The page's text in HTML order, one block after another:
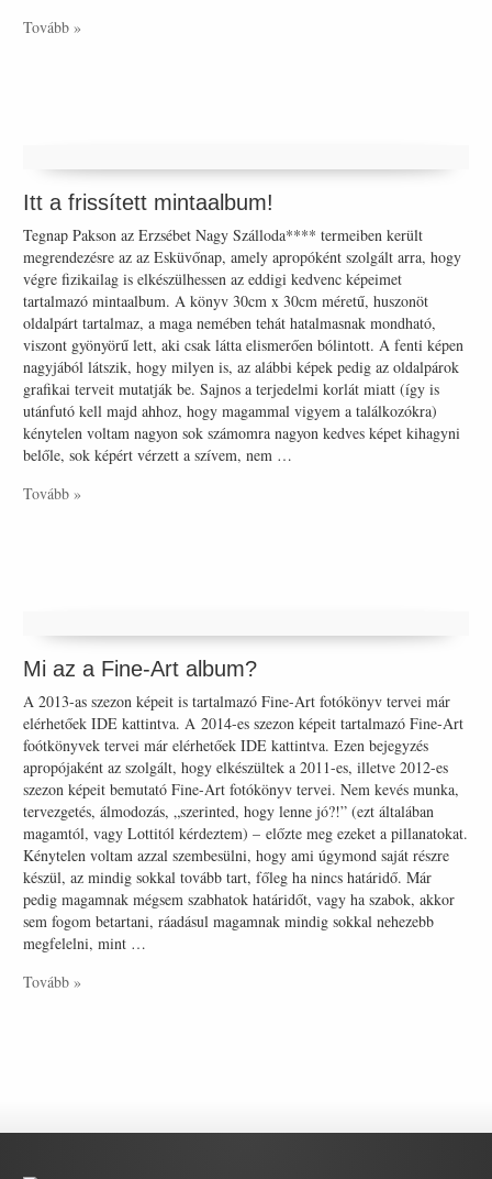
Tovább »
Itt a frissített mintaalbum!
Tegnap Pakson az Erzsébet Nagy Szálloda**** termeiben került
megrendezésre az az Esküvőnap, amely apropóként szolgált arra, hogy
végre fizikailag is elkészülhessen az eddigi kedvenc képeimet
tartalmazó mintaalbum. A könyv 30cm x 30cm méretű, huszonöt
oldalpárt tartalmaz, a maga nemében tehát hatalmasnak mondható,
viszont gyönyörű lett, aki csak látta elismerően bólintott. A fenti képen
nagyjából látszik, hogy milyen is, az alábbi képek pedig az oldalpárok
grafikai terveit mutatják be. Sajnos a terjedelmi korlát miatt (így is
utánfutó kell majd ahhoz, hogy magammal vigyem a találkozókra)
kénytelen voltam nagyon sok számomra nagyon kedves képet kihagyni
belőle, sok képért vérzett a szívem, nem …
Tovább »
Mi az a Fine-Art album?
A 2013-as szezon képeit is tartalmazó Fine-Art fotókönyv tervei már
elérhetőek IDE kattintva. A 2014-es szezon képeit tartalmazó Fine-Art
foótkönyvek tervei már elérhetőek IDE kattintva. Ezen bejegyzés
apropójaként az szolgált, hogy elkészültek a 2011-es, illetve 2012-es
szezon képeit bemutató Fine-Art fotókönyv tervei. Nem kevés munka,
tervezgetés, álmodozás, „szerinted, hogy lenne jó?!” (ezt általában
magamtól, vagy Lottitól kérdeztem) – előzte meg ezeket a pillanatokat.
Kénytelen voltam azzal szembesülni, hogy ami úgymond saját részre
készül, az mindig sokkal tovább tart, főleg ha nincs határidő. Már
pedig magamnak mégsem szabhatok határidőt, vagy ha szabok, akkor
sem fogom betartani, ráadásul magamnak mindig sokkal nehezebb
megfelelni, mint …
Tovább »